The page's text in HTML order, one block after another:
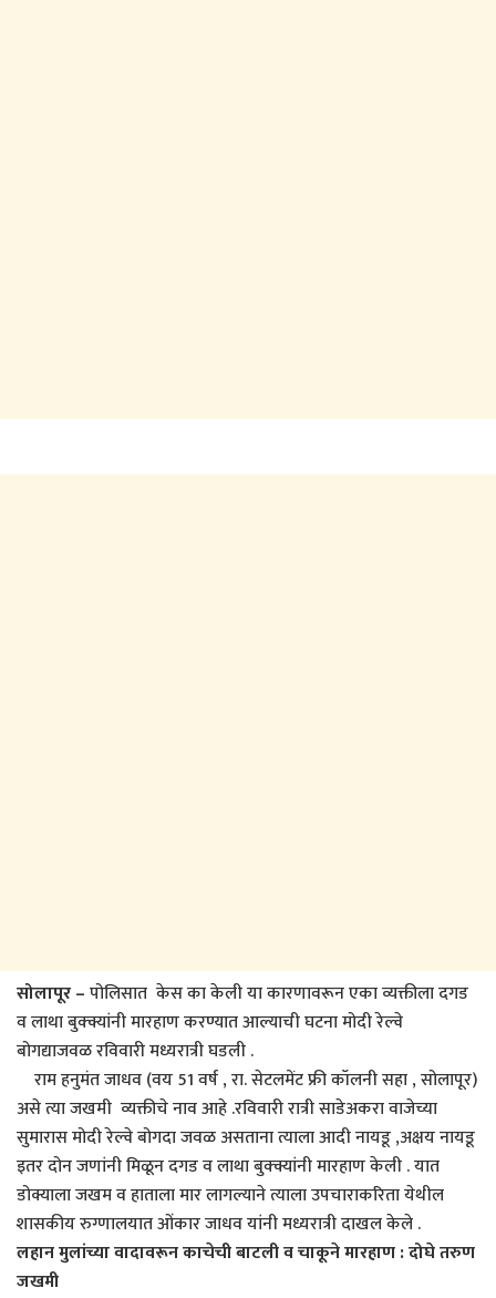
सोलापूर –पोलिसात केस का केली या कारणावरून एका व्यक्तीला दगड
व लाथा बुक्क्यांनी मारहाण करण्यात आल्याची घटना मोदी रेल्वे
बोगद्याजवळ रविवारी मध्यरात्री घडली .
राम हनुमंत जाधव (वय 51 वर्ष , रा. सेटलमेंट फ्री कॉलनी सहा , सोलापूर)
असे त्या जखमी व्यक्तीचे नाव आहे .रविवारी रात्री साडेअकरा वाजेच्या
सुमारास मोदी रेल्वे बोगदा जवळ असताना त्याला आदी नायडू ,अक्षय नायडू
इतर दोन जणांनी मिळून दगड व लाथा बुक्क्यांनी मारहाण केली . यात
डोक्याला जखम व हाताला मार लागल्याने त्याला उपचाराकरिता येथील
शासकीय रुग्णालयात ओंकार जाधव यांनी मध्यरात्री दाखल केले .
लहान मुलांच्या वादावरून काचेची बाटली व चाकूने मारहाण : दोघे तरुण
जखमी